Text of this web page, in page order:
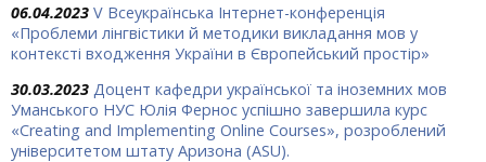
06.04.2023 V Всеукраїнська Інтернет-конференція
«Проблеми лінгвістики й методики викладання мов у
контексті входження України в Європейський простір»
30.03.2023 Доцент кафедри української та іноземних мов
Уманського НУС Юлія Фернос успішно завершила курс
«Creating and Implementing Online Courses», розроблений
університетом штату Аризона (ASU).